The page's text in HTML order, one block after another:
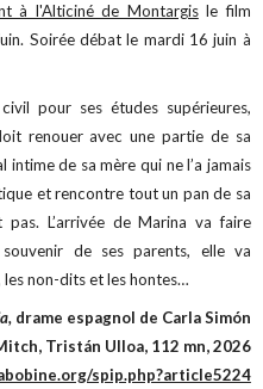
à l'Alticiné de Montargisle film
Soirée débat le mardi 16 juin à
pour ses études supérieures,
renouer avec une partie de sa
de sa mère qui ne l’a jamais
et rencontre tout un pan de sa
pas. L’arrivée de Marina va faire
de ses parents, elle va
non-dits et les hontes…
drame espagnol de Carla Simón
Tristán Ulloa, 112 mn, 2026
spip.php?article5224